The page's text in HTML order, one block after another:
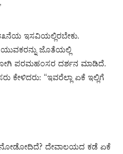
ಇಸವಿಯಲ್ಲಿರಬೇಕು.
ಜೊತೆಯಲ್ಲಿ
ಹೋಗಿ ಪರಮಹಂಸರ ದರ್ಶನ ಮಾಡಿದೆ.
“ಇವರೆಲ್ಲಾ ಏಕೆ ಇಲ್ಲಿಗೆ
ನೋಡೋದಿದೆ? ದೇವಾಲಯದ ಕಡೆ ಏಕೆ